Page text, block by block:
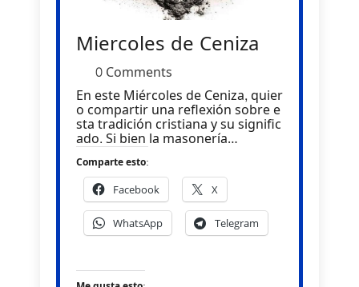
Miercoles de Ceniza
0 Comments
En este Miércoles de Ceniza, quier
o compartir una reflexión sobre e
sta tradición cristiana y su signific
ado. Si bien la masonería…
Comparte esto:
Facebook X
WhatsApp Telegram